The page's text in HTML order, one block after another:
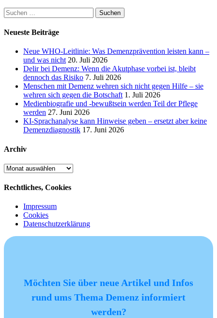
Suchen
nach:
Neueste Beiträge
Neue WHO-Leitlinie: Was Demenzprävention leisten kann –
und was nicht 20. Juli 2026
Delir bei Demenz: Wenn die Akutphase vorbei ist, bleibt
dennoch das Risiko 7. Juli 2026
Menschen mit Demenz wehren sich nicht gegen Hilfe – sie
wehren sich gegen die Botschaft 1. Juli 2026
Medienbiografie und -bewußtsein werden Teil der Pflege
werden 27. Juni 2026
KI-Sprachanalyse kann Hinweise geben – ersetzt aber keine
Demenzdiagnostik 17. Juni 2026
Archiv
Archiv
Rechtliches, Cookies
Impressum
Cookies
Datenschutzerklärung
Möchten Sie über neue Artikel und Infos
rund ums Thema Demenz informiert
werden?